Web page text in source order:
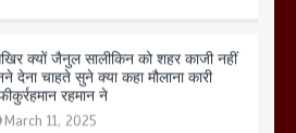
March 11, 2025